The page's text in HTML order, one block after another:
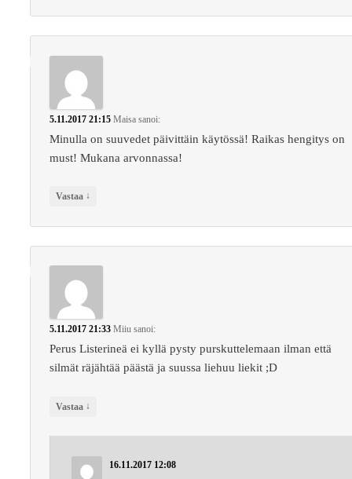
5.11.2017 21:15 Maisa sanoi:
Minulla on suuvedet päivittäin käytössä! Raikas hengitys on
must! Mukana arvonnassa!
Vastaa ↓
5.11.2017 21:33 Miiu sanoi:
Perus Listerineä ei kyllä pysty purskuttelemaan ilman että
silmät räjähtää päästä ja suussa liehuu liekit ;D
Vastaa ↓
16.11.2017 12:08